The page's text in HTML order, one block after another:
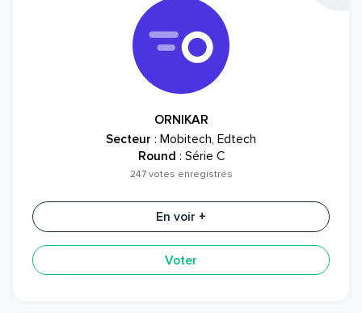
ORNIKAR
Secteur : Mobitech, Edtech
Round : Série C
247 votes enregistrés
En voir +
Voter